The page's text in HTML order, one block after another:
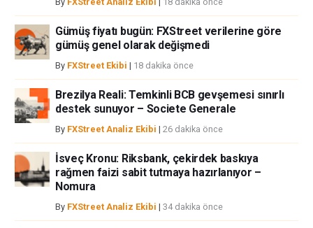
Gümüş fiyatı bugün: FXStreet verilerine göre
gümüş genel olarak değişmedi
By FXStreet Ekibi | 18 dakika önce
Brezilya Reali: Temkinli BCB gevşemesi sınırlı
destek sunuyor – Societe Generale
By FXStreet Analiz Ekibi | 26 dakika önce
İsveç Kronu: Riksbank, çekirdek baskıya
rağmen faizi sabit tutmaya hazırlanıyor –
Nomura
By FXStreet Analiz Ekibi | 34 dakika önce